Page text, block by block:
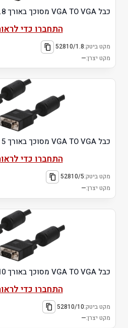
כבל VGA TO VGA מסוכך באורך 1.8 מטר
התחברו כדי
מקט ביטק:52810/1.8
מקט יצרן:—
כבל VGA TO VGA מסוכך באורך 5 מטר
התחברו כדי
מקט ביטק:52810/5
מקט יצרן:—
כבל VGA TO VGA מסוכך באורך 10 מטר
התחברו כדי
מקט ביטק:52810/10
מקט יצרן:—